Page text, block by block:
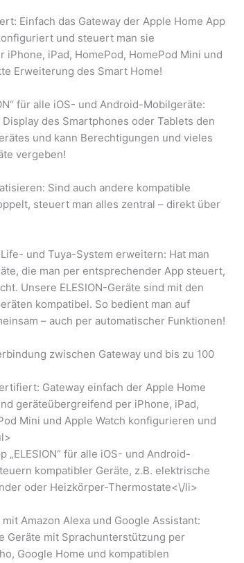
Einfach das Gateway der Apple Home App
und steuert man sie
iPad, HomePod, HomePod Mini und
Erweiterung des Smart Home!
für alle iOS- und Android-Mobilgeräte:
des Smartphones oder Tablets den
und kann Berechtigungen und vieles
vergeben!
Sind auch andere kompatible
steuert man alles zentral – direkt über
und Tuya-System erweitern: Hat man
die man per entsprechender App steuert,
Unsere ELESION-Geräte sind mit den
kompatibel. So bedient man auf
– auch per automatischer Funktionen!
zwischen Gateway und bis zu 100
Gateway einfach der Apple Home
geräteübergreifend per iPhone, iPad,
Mini und Apple Watch konfigurieren und
„ELESION“ für alle iOS- und Android-
kompatibler Geräte, z.B. elektrische
oder Heizkörper-Thermostate<\/li>
Amazon Alexa und Google Assistant:
Geräte mit Sprachunterstützung per
Google Home und kompatiblen